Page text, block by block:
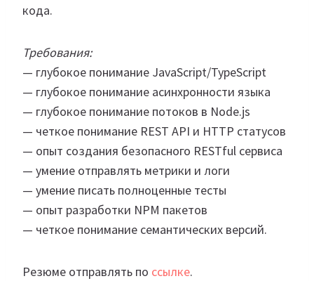
кода.
Требования:
— глубокое понимание JavaScript/TypeScript
— глубокое понимание асинхронности языка
— глубокое понимание потоков в Node.js
— четкое понимание REST API и HTTP статусов
— опыт создания безопасного RESTful сервиса
— умение отправлять метрики и логи
— умение писать полноценные тесты
— опыт разработки NPM пакетов
— четкое понимание семантических версий.
Резюме отправлять по ссылке.